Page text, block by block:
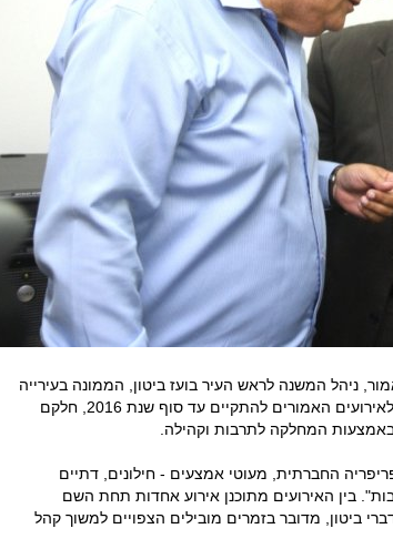
ניהל המשנה לראש העיר בועז ביטון, הממונה בעירייה
גם על תיק תרבות וקהילה.לדברי ביטון, מדובר בתקציב לאירועים האמורים להתקיים עד סוף שנת 2016, חלקם
המחלקה לתרבות וקהילה.
החברתית, מעוטי אמצעים - חילונים, דתיים
בין האירועים מתוכנן אירוע אחדות תחת השם
ביטון, מדובר בזמרים מובילים הצפויים למשוך קהל